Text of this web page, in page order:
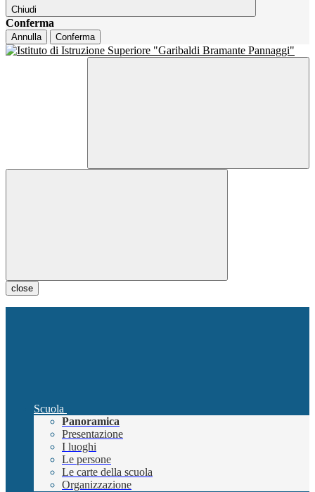
Chiudi
Conferma
Annulla Conferma
close
Scuola
Panoramica
Presentazione
I luoghi
Le persone
Le carte della scuola
Organizzazione